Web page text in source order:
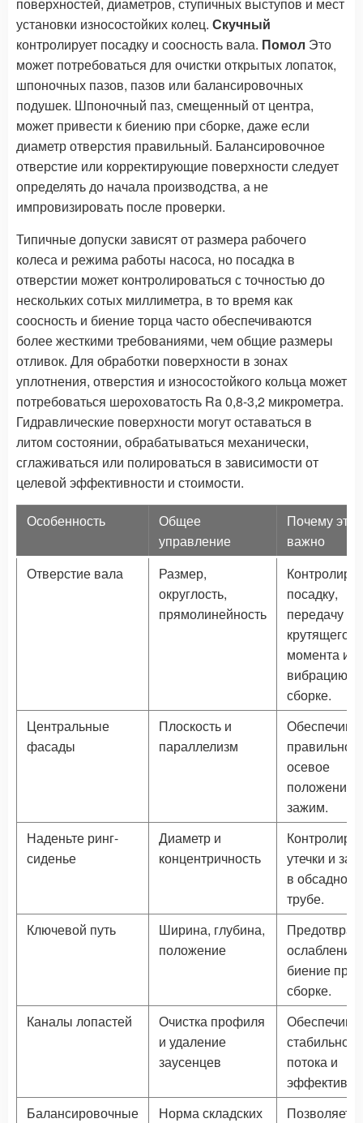
установки износостойких колец. Скучный
контролирует посадку и соосность вала. Помол Это
может потребоваться для очистки открытых лопаток,
шпоночных пазов, пазов или балансировочных
подушек. Шпоночный паз, смещенный от центра,
может привести к биению при сборке, даже если
диаметр отверстия правильный. Балансировочное
отверстие или корректирующие поверхности следует
определять до начала производства, а не
импровизировать после проверки.
Типичные допуски зависят от размера рабочего
колеса и режима работы насоса, но посадка в
отверстии может контролироваться с точностью до
нескольких сотых миллиметра, в то время как
соосность и биение торца часто обеспечиваются
более жесткими требованиями, чем общие размеры
отливок. Для обработки поверхности в зонах
уплотнения, отверстия и износостойкого кольца может
потребоваться шероховатость Ra 0,8-3,2 микрометра.
Гидравлические поверхности могут оставаться в
литом состоянии, обрабатываться механически,
сглаживаться или полироваться в зависимости от
целевой эффективности и стоимости.
Особенность
Общее
управление
Почему это
важно
Отверстие вала
Размер,
округлость,
прямолинейность
посадку,
передачу
крутящего
момента и
вибрацию
сборке.
Центральные
фасады
Плоскость и
параллелизм
правильное
осевое
положение
зажим.
Наденьте ринг-
сиденье
Диаметр и
концентричность
утечки и
в обсадной
трубе.
Ключевой путь
Ширина, глубина,
положение
ослабление
биение при
сборке.
Каналы лопастей
Очистка профиля
и удаление
заусенцев
потока и
Балансировочные
Норма складских
Позволяет